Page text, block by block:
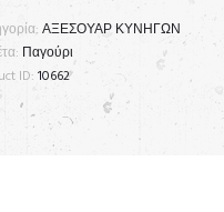
ΑΞΕΣΟΥΑΡ ΚΥΝΗΓΩΝ
Παγούρι
ID: 10662